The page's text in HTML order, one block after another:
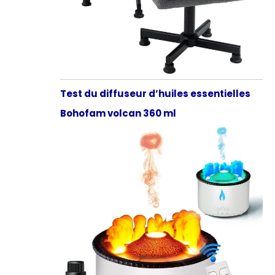
Test du diffuseur d’huiles essentielles
Bohofam volcan 360 ml